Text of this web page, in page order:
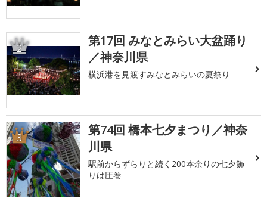
2
第17回 みなとみらい大盆踊り
／神奈川県
横浜港を見渡すみなとみらいの夏祭り
3
第74回 橋本七夕まつり／神奈
川県
駅前からずらりと続く200本余りの七夕飾
りは圧巻